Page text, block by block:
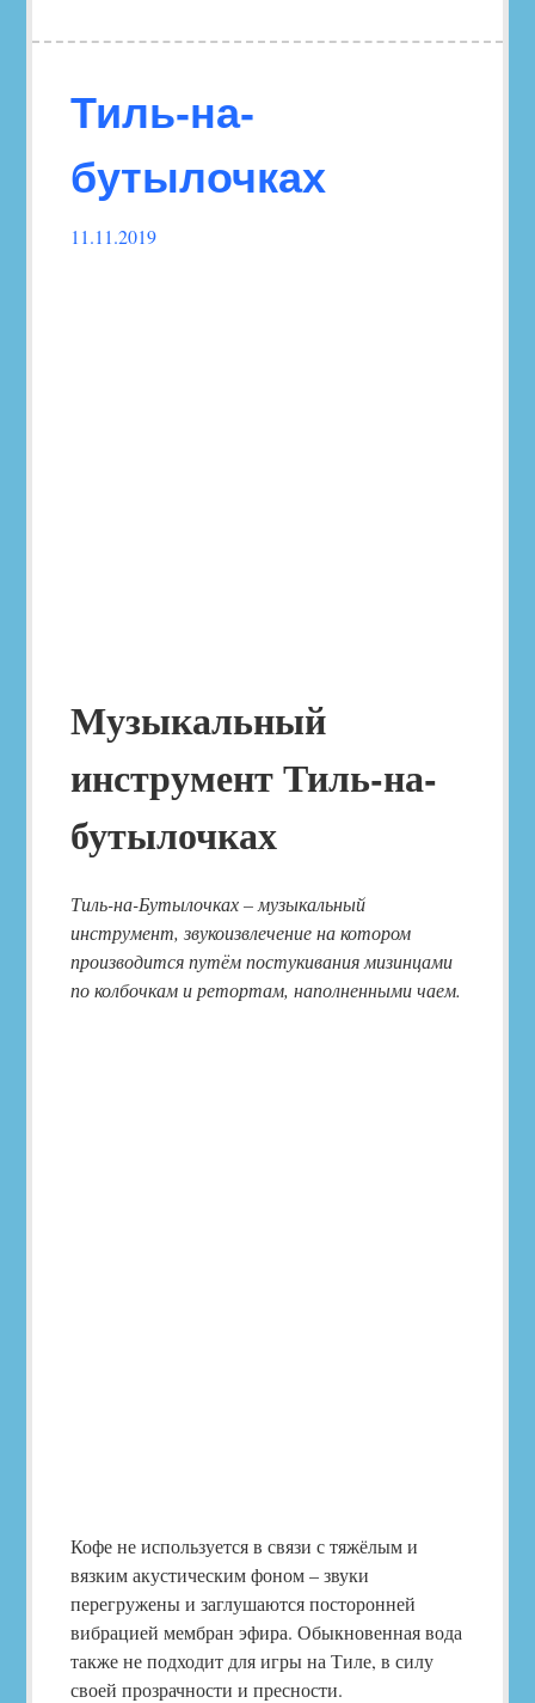
Тиль-на-
бутылочках
11.11.2019
Музыкальный
инструмент Тиль-на-
бутылочках
Тиль-на-Бутылочках – музыкальный
инструмент, звукоизвлечение на котором
производится путём постукивания мизинцами
по колбочкам и ретортам, наполненными чаем.
Кофе не используется в связи с тяжёлым и
вязким акустическим фоном – звуки
перегружены и заглушаются посторонней
вибрацией мембран эфира. Обыкновенная вода
также не подходит для игры на Тиле, в силу
своей прозрачности и пресности.